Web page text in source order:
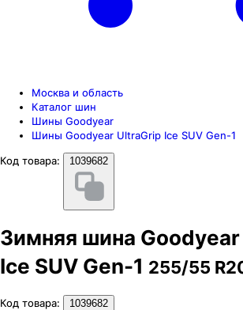
Москва и область
Каталог шин
Шины Goodyear
Шины Goodyear UltraGrip Ice SUV Gen-1
Код товара:
1039682
Зимняя шина
Ice SUV Gen-1 255/55
Код товара: 1039682